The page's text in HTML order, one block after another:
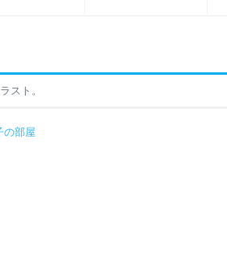
ラスト。
の部屋